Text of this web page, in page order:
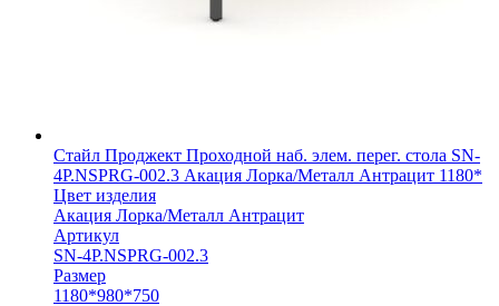
Стайл Проджект Проходной наб. элем. перег. стола SN-
4P.NSPRG-002.3 Акация Лорка/Металл Антрацит 1180*
Цвет изделия
Акация Лорка/Металл Антрацит
Артикул
SN-4P.NSPRG-002.3
Размер
1180*980*750